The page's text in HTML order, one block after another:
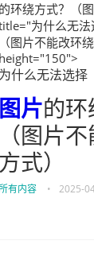
的环绕方式？（
为什么无法
（图片不能改环
height="150">
为什么无法选择
图片的环
（图片
方式）
有内容 • 2025-